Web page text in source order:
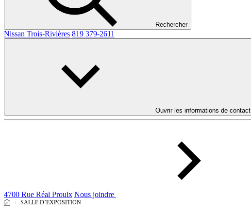
Rechercher
Nissan Trois-Rivières 819 379-2611
Ouvrir les informations de contact
4700 Rue Réal Proulx Nous joindre
SALLE D’EXPOSITION